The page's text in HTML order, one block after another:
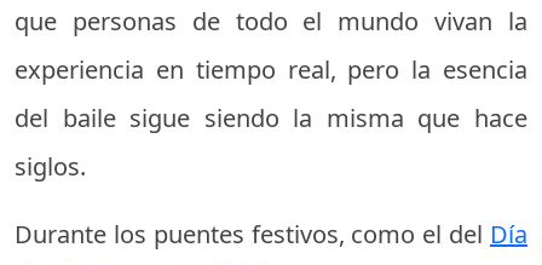
que personas de todo el mundo vivan la
experiencia en tiempo real, pero la esencia
del baile sigue siendo la misma que hace
siglos.
Durante los puentes festivos, como el del Día